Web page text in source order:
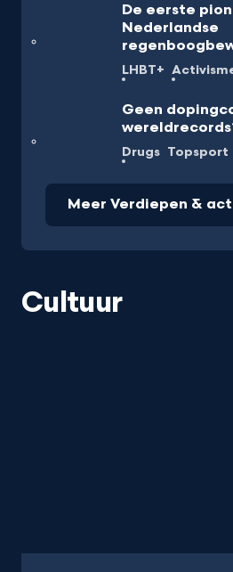
De eerste
Nederlandse
LHBT+
Geen
Drugs Topsport
Meer Verdiepen &
Cultuur